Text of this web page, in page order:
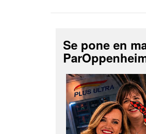
Se pone en